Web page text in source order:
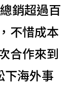
銷超過百
不惜成本
合作來到
下海外事